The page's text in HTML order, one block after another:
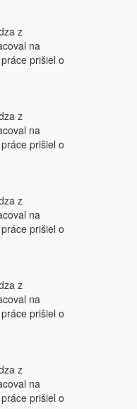
z
na
prišiel o
z
na
prišiel o
z
na
prišiel o
z
na
prišiel o
z
na
prišiel o